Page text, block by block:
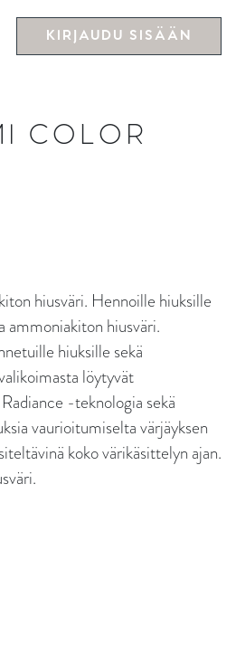
KIRJAUDU SISÄÄN
COLOR
hiusväri. Hennoille hiuksille
ammoniakiton hiusväri.
hiuksille sekä
löytyvät
-teknologia sekä
vaurioitumiselta värjäyksen
koko värikäsittelyn ajan.